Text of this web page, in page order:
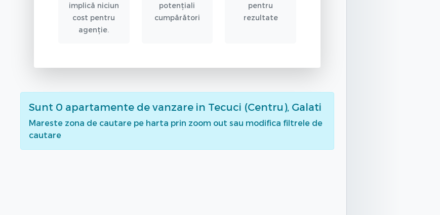
implică niciun
cost pentru
agenție.
potențiali
cumpărători
pentru
rezultate
Sunt 0 apartamente de vanzare in Tecuci (Centru), Galati
Mareste zona de cautare pe harta prin zoom out sau modifica filtrele de
cautare